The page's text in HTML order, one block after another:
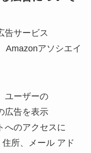
告サービス
Amazonアソシエイ
ユーザーの
広告を表示
へのアクセスに
所、メール アド